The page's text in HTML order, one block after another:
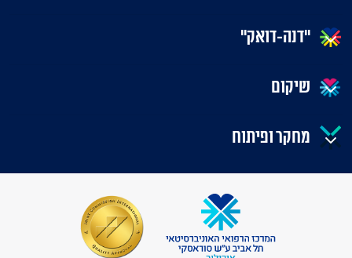
"דנה-דואק"
שיקום
מחקר ופיתוח